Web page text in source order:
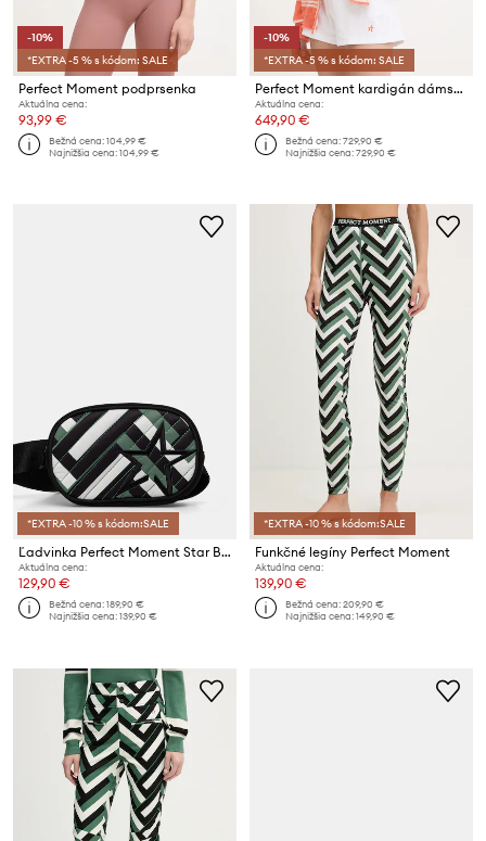
-10%
*EXTRA -5 % s kódom: SALE
Perfect Moment podprsenka
Aktuálna cena:
93,99 €
Bežná cena:104,99 €
Najnižšia cena:104,99 €
-10%
*EXTRA -5 % s kódom: SALE
Perfect Moment kardigán dámsky s bavlnou
Aktuálna cena:
649,90 €
Bežná cena:729,90 €
Najnižšia cena:729,90 €
*EXTRA -10 % s kódom:SALE
Ľadvinka Perfect Moment Star Bum
Aktuálna cena:
129,90 €
Bežná cena:189,90 €
Najnižšia cena:139,90 €
*EXTRA -10 % s kódom:SALE
Funkčné legíny Perfect Moment
Aktuálna cena:
139,90 €
Bežná cena:209,90 €
Najnižšia cena:149,90 €